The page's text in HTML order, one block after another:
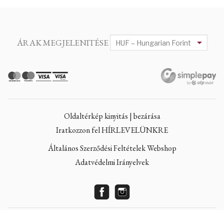
ÁRAK MEGJELENITÉSE
Oldaltérkép kinyitás | bezárása
Iratkozzon fel HÍRLEVELÜNKRE
Általános Szerződési Feltételek Webshop
Adatvédelmi Irányelvek